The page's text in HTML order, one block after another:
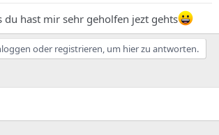
du hast mir sehr geholfen jezt gehts
oder registrieren, um hier zu antworten.